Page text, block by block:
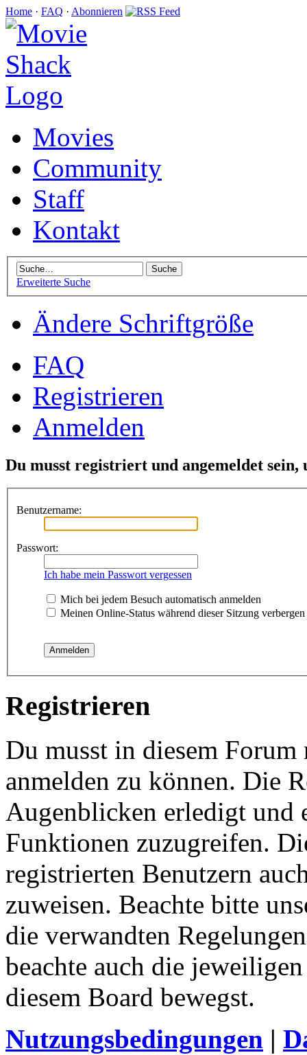
Home · FAQ · Abonnieren
Movies
Community
Staff
Kontakt
Erweiterte Suche
Ändere Schriftgröße
FAQ
Registrieren
Anmelden
Du musst registriert und angemeldet
Benutzername:
Passwort:
Ich habe mein Passwort vergessen
Mich bei jedem Besuch automatisch anmelden
Meinen Online-Status während dieser Sitzung verbergen
Registrieren
Du musst in diesem
anmelden zu können. Die
Augenblicken erledigt und
Funktionen zuzugreifen.
registrierten Benutzern
zuweisen. Beachte bitte
die verwandten
beachte auch die
diesem Board bewegst.
Nutzungsbedingungen |